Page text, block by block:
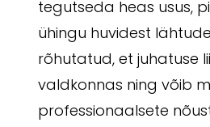
tegutseda heas usus,
ühingu huvidest
rõhutatud, et juhatuse
valdkonnas ning võib
professionaalsete